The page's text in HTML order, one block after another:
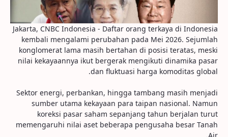
Jakarta, CNBC Indonesia - Daftar orang terkaya di Indonesia
kembali mengalami perubahan pada Mei 2026. Sejumlah
konglomerat lama masih bertahan di posisi teratas, meski
nilai kekayaannya ikut bergerak mengikuti dinamika pasar
dan fluktuasi harga komoditas global.
Sektor energi, perbankan, hingga tambang masih menjadi
sumber utama kekayaan para taipan nasional. Namun
koreksi pasar saham sepanjang tahun berjalan turut
memengaruhi nilai aset beberapa pengusaha besar Tanah